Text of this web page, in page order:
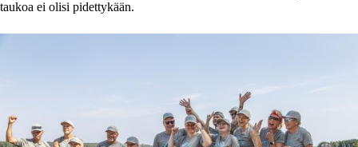
taukoa ei olisi pidettykään.